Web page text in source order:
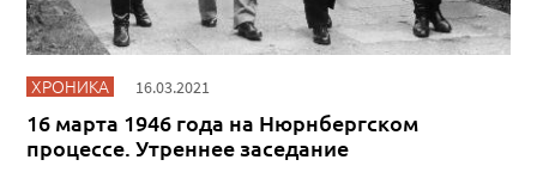
ХРОНИКА 16.03.2021
16 марта 1946 года на Нюрнбергском
процессе. Утреннее заседание